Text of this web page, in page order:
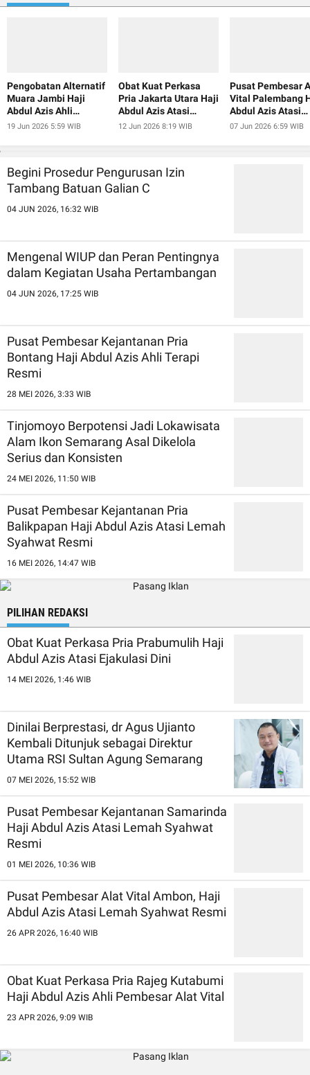
Pengobatan Alternatif
Muara Jambi Haji
Abdul Azis Ahli
Pembesar Alat Vital
19 Jun 2026 5:59 WIB
Obat Kuat Perkasa
Pria Jakarta Utara Haji
Abdul Azis Atasi
Ejakulasi Dini
12 Jun 2026 8:19 WIB
Pusat Pembesar
Vital Palembang
Abdul Azis Atasi
Ejakulasi Dini
07 Jun 2026 6:59 WIB
Begini Prosedur Pengurusan Izin
Tambang Batuan Galian C
04 JUN 2026, 16:32 WIB
Mengenal WIUP dan Peran Pentingnya
dalam Kegiatan Usaha Pertambangan
04 JUN 2026, 17:25 WIB
Pusat Pembesar Kejantanan Pria
Bontang Haji Abdul Azis Ahli Terapi
Resmi
28 MEI 2026, 3:33 WIB
Tinjomoyo Berpotensi Jadi Lokawisata
Alam Ikon Semarang Asal Dikelola
Serius dan Konsisten
24 MEI 2026, 11:50 WIB
Pusat Pembesar Kejantanan Pria
Balikpapan Haji Abdul Azis Atasi Lemah
Syahwat Resmi
16 MEI 2026, 14:47 WIB
PILIHAN REDAKSI
Obat Kuat Perkasa Pria Prabumulih Haji
Abdul Azis Atasi Ejakulasi Dini
14 MEI 2026, 1:46 WIB
Dinilai Berprestasi, dr Agus Ujianto
Kembali Ditunjuk sebagai Direktur
Utama RSI Sultan Agung Semarang
07 MEI 2026, 15:52 WIB
Pusat Pembesar Kejantanan Samarinda
Haji Abdul Azis Atasi Lemah Syahwat
Resmi
01 MEI 2026, 10:36 WIB
Pusat Pembesar Alat Vital Ambon, Haji
Abdul Azis Atasi Lemah Syahwat Resmi
26 APR 2026, 16:40 WIB
Obat Kuat Perkasa Pria Rajeg Kutabumi
Haji Abdul Azis Ahli Pembesar Alat Vital
23 APR 2026, 9:09 WIB